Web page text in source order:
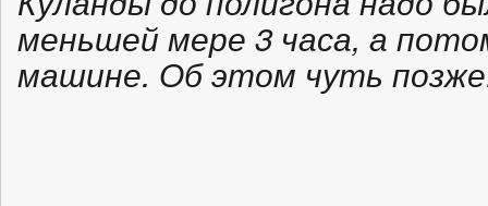
меньшей мере 3 часа, а
машине. Об этом чуть